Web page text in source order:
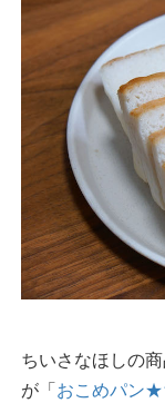
ちいさなほしの
が「おこめパン★